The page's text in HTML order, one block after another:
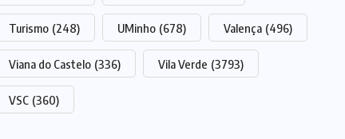
Turismo (248) UMinho (678) Valença (496)
Viana do Castelo (336) Vila Verde (3793)
VSC (360)